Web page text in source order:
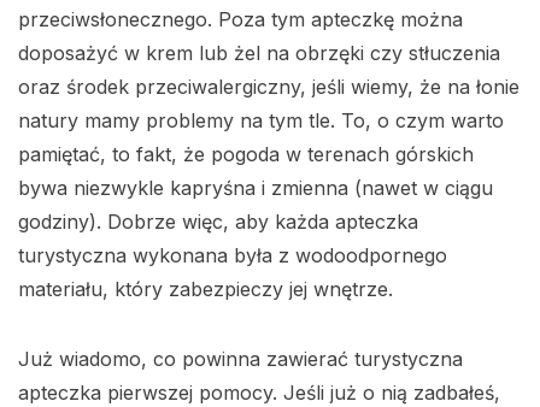
przeciwsłonecznego. Poza tym apteczkę można
doposażyć w krem lub żel na obrzęki czy stłuczenia
oraz środek przeciwalergiczny, jeśli wiemy, że na łonie
natury mamy problemy na tym tle. To, o czym warto
pamiętać, to fakt, że pogoda w terenach górskich
bywa niezwykle kapryśna i zmienna (nawet w ciągu
godziny). Dobrze więc, aby każda apteczka
turystyczna wykonana była z wodoodpornego
materiału, który zabezpieczy jej wnętrze.
Już wiadomo, co powinna zawierać turystyczna
apteczka pierwszej pomocy. Jeśli już o nią zadbałeś,